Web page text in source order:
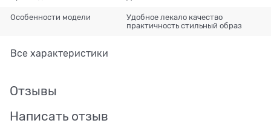
Особенности модели
Удобное лекало качество
практичность стильный образ
Все характеристики
Отзывы
Написать отзыв